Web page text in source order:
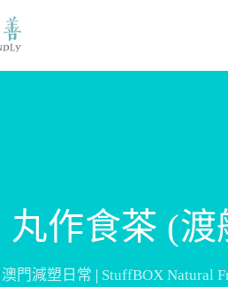
丸作食茶 (
澳門減塑日常 | StuffBOX Natural